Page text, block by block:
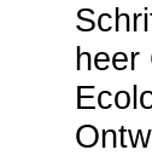
heer